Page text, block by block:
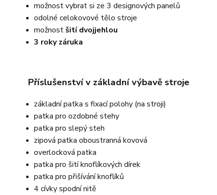
možnost vybrat si ze 3 designových panelů
odolné celokovové tělo stroje
možnostšití dvojjehlou
3 roky záruka
Příslušenství v základní výbavě stroje
základní patka s fixací polohy (na stroji)
patka pro ozdobné stehy
patka pro slepý steh
zipová patka oboustranná kovová
overlocková patka
patka pro šití knoflíkových dírek
patka pro přišívání knoflíků
4 cívky spodní nitě